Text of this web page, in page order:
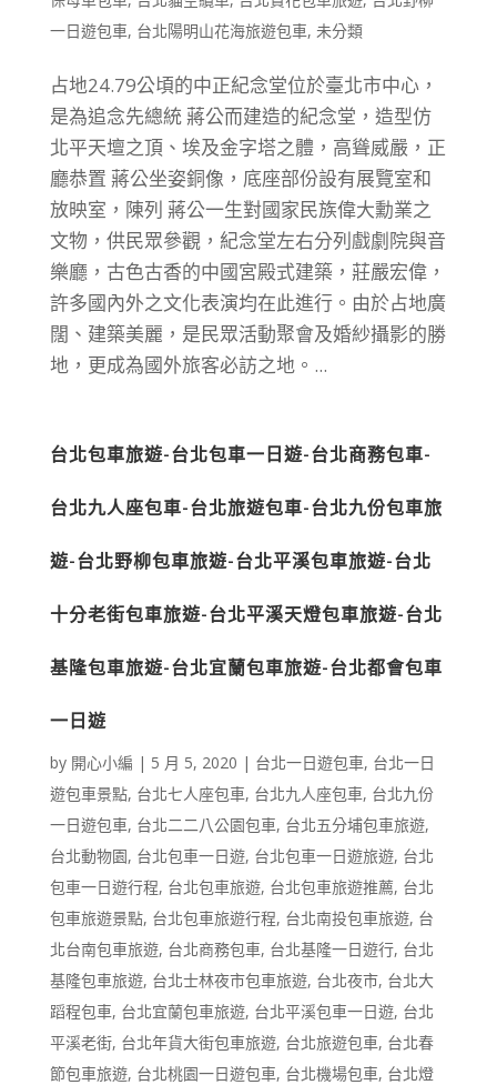
一日遊包車, 台北陽明山花海旅遊包車, 未分類
占地24.79公頃的中正紀念堂位於臺北市中心，
是為追念先總統 蔣公而建造的紀念堂，造型仿
北平天壇之頂、埃及金字塔之體，高聳威嚴，正
廳恭置 蔣公坐姿銅像，底座部份設有展覽室和
放映室，陳列 蔣公一生對國家民族偉大勳業之
文物，供民眾參觀，紀念堂左右分列戲劇院與音
樂廳，古色古香的中國宮殿式建築，莊嚴宏偉，
許多國內外之文化表演均在此進行。由於占地廣
闊、建築美麗，是民眾活動聚會及婚紗攝影的勝
地，更成為國外旅客必訪之地。...
台北包車旅遊-台北包車一日遊-台北商務包車-
台北九人座包車-台北旅遊包車-台北九份包車旅
遊-台北野柳包車旅遊-台北平溪包車旅遊-台北
十分老街包車旅遊-台北平溪天燈包車旅遊-台北
基隆包車旅遊-台北宜蘭包車旅遊-台北都會包車
一日遊
by 開心小編 | 5 月 5, 2020 | 台北一日遊包車, 台北一日
遊包車景點, 台北七人座包車, 台北九人座包車, 台北九份
一日遊包車, 台北二二八公園包車, 台北五分埔包車旅遊,
台北動物園, 台北包車一日遊, 台北包車一日遊旅遊, 台北
包車一日遊行程, 台北包車旅遊, 台北包車旅遊推薦, 台北
包車旅遊景點, 台北包車旅遊行程, 台北南投包車旅遊, 台
北台南包車旅遊, 台北商務包車, 台北基隆一日遊行, 台北
基隆包車旅遊, 台北士林夜市包車旅遊, 台北夜市, 台北大
蹈程包車, 台北宜蘭包車旅遊, 台北平溪包車一日遊, 台北
平溪老街, 台北年貨大街包車旅遊, 台北旅遊包車, 台北春
節包車旅遊, 台北桃園一日遊包車, 台北機場包車, 台北燈